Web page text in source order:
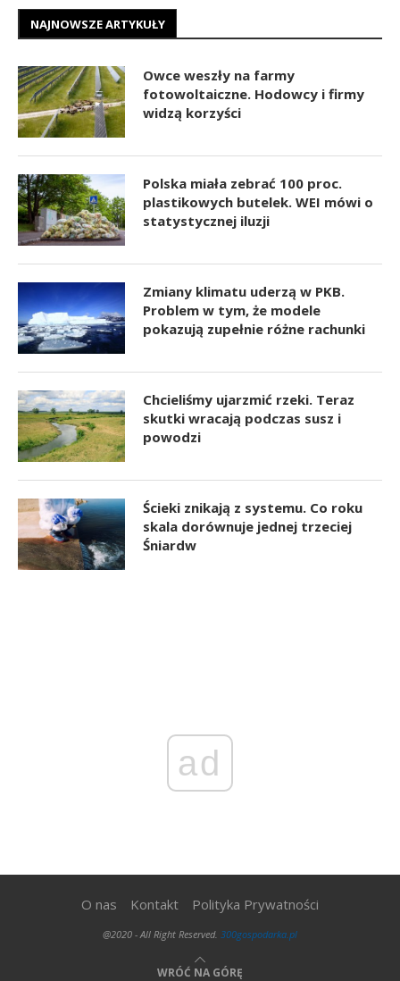
NAJNOWSZE ARTYKUŁY
Owce weszły na farmy
fotowoltaiczne. Hodowcy i firmy
widzą korzyści
Polska miała zebrać 100 proc.
plastikowych butelek. WEI mówi o
statystycznej iluzji
Zmiany klimatu uderzą w PKB.
Problem w tym, że modele
pokazują zupełnie różne rachunki
Chcieliśmy ujarzmić rzeki. Teraz
skutki wracają podczas susz i
powodzi
Ścieki znikają z systemu. Co roku
skala dorównuje jednej trzeciej
Śniardw
ad
O nas Kontakt Polityka Prywatności
@2020 - All Right Reserved. 300gospodarka.pl
WRÓĆ NA GÓRĘ